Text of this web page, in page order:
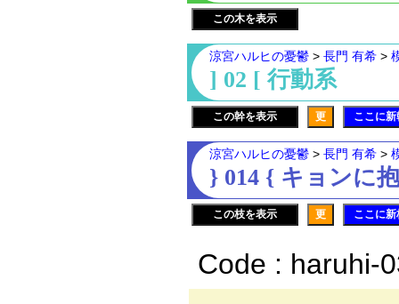
この木を表示
涼宮ハルヒの憂鬱 > 長門 有希 >
] 02 [ 行動系
この幹を表示 更 ここに
涼宮ハルヒの憂鬱 > 長門 有希 >
} 014 { キョンに
この枝を表示 更 ここに
Code : haruhi-